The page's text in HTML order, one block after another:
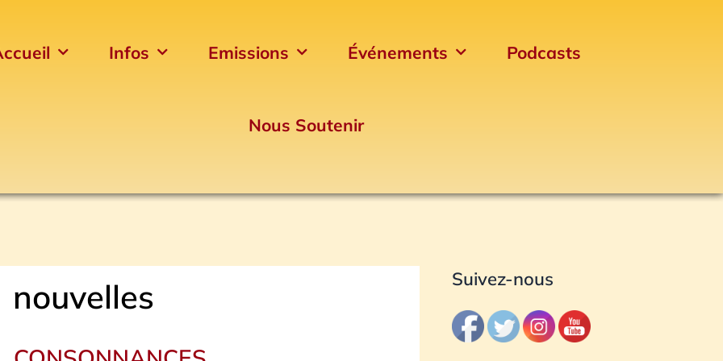
Infos Emissions Événements Podcasts
Nous Soutenir
nouvelles Suivez-nous
Archives